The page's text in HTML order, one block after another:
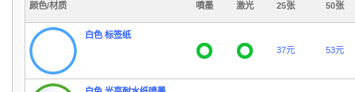
颜色/材质 噴墨 激光 25张 50张
白色 标签纸
37元
53元